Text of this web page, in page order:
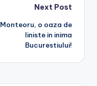
Next Post
Monteoru, o oaza de
liniste in inima
Bucurestiului!